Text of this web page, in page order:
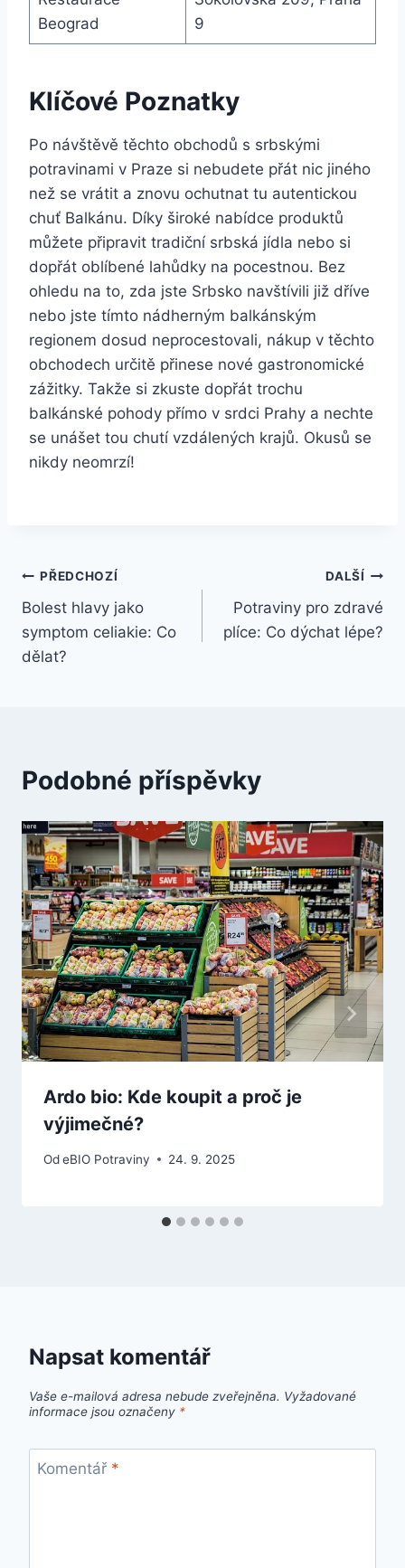
Beograd
9
Klíčové Poznatky
Po návštěvě těchto obchodů s srbskými
potravinami v Praze si nebudete přát nic jiného
než se vrátit a znovu ochutnat tu autentickou
chuť Balkánu. Díky široké nabídce produktů
můžete připravit tradiční srbská jídla nebo si
dopřát oblíbené lahůdky na pocestnou. Bez
ohledu na to, zda jste Srbsko navštívili již dříve
nebo jste tímto nádherným balkánským
regionem dosud neprocestovali, nákup v těchto
obchodech určitě přinese nové gastronomické
zážitky. Takže si zkuste dopřát trochu
balkánské pohody přímo v srdci Prahy a nechte
se unášet tou chutí vzdálených krajů. Okusů se
nikdy neomrzí!
Navigace
pro
příspěvek
PŘEDCHOZÍ
Bolest hlavy jako
symptom celiakie: Co
dělat?
DALŠÍ
Potraviny pro zdravé
plíce: Co dýchat lépe?
Podobné příspěvky
Ardo bio: Kde koupit a proč je
výjimečné?
OdeBIO Potraviny 24. 9. 2025
Napsat komentář
Vaše e-mailová adresa nebude zveřejněna. Vyžadované
informace jsou označeny *
Komentář *